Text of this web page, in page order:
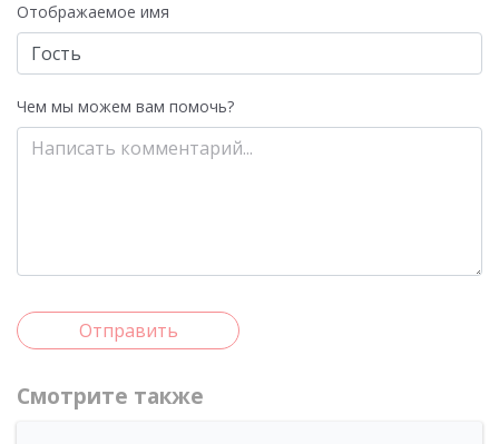
Отображаемое имя
Чем мы можем вам помочь?
Отправить
Смотрите также